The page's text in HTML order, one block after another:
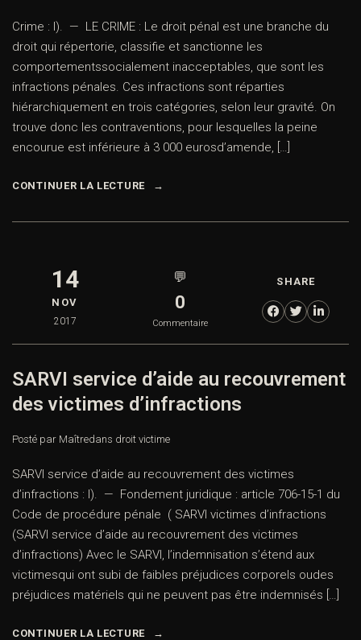
Crime : I). — LE CRIME : Le droit pénal est une branche du
droit qui répertorie, classifie et sanctionne les
comportementssocialement inacceptables, que sont les
infractions pénales. Ces infractions sont réparties
hiérarchiquement en trois catégories, selon leur gravité. On
trouve donc les contraventions, pour lesquelles la peine
encourue est inférieure à 3 000 eurosd’amende, […]
CONTINUER LA LECTURE
14
NOV
2017
💬
0
Commentaire
SHARE
SARVI service d’aide au recouvrement
des victimes d’infractions
Posté par Maîtredans droit victime
SARVI service d’aide au recouvrement des victimes
d’infractions : I). — Fondement juridique : article 706-15-1 du
Code de procédure pénale ( SARVI victimes d’infractions
(SARVI service d’aide au recouvrement des victimes
d’infractions) Avec le SARVI, l’indemnisation s’étend aux
victimesqui ont subi de faibles préjudices corporels oudes
préjudices matériels qui ne peuvent pas être indemnisés […]
CONTINUER LA LECTURE